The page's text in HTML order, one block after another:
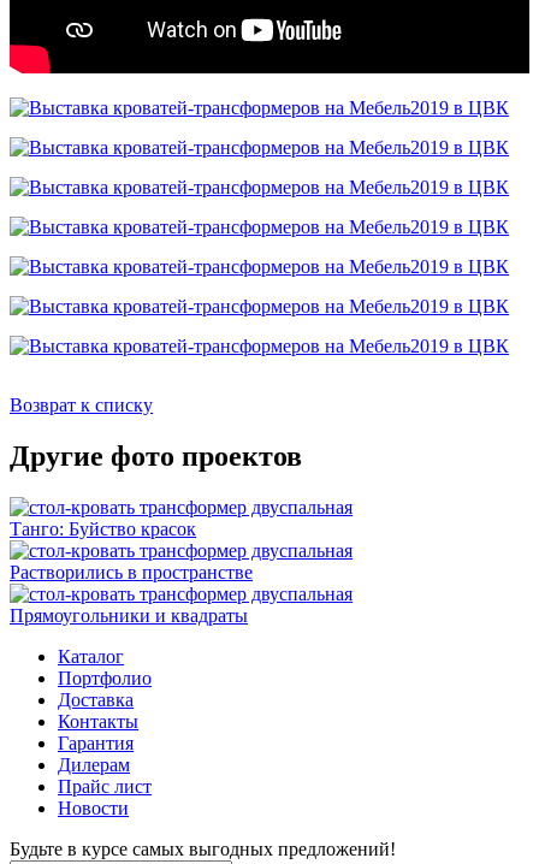
Возврат к списку
Другие фото проектов
Танго: Буйство красок
Растворились в пространстве
Прямоугольники и квадраты
Каталог
Портфолио
Доставка
Контакты
Гарантия
Дилерам
Прайс лист
Новости
Будьте в курсе самых выгодных предложений!